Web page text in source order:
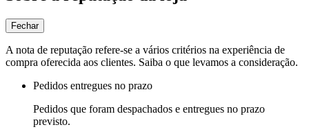
Fechar
A nota de reputação refere-se a vários critérios na experiência de
compra oferecida aos clientes. Saiba o que levamos a consideração.
Pedidos entregues no prazo
Pedidos que foram despachados e entregues no prazo
previsto.